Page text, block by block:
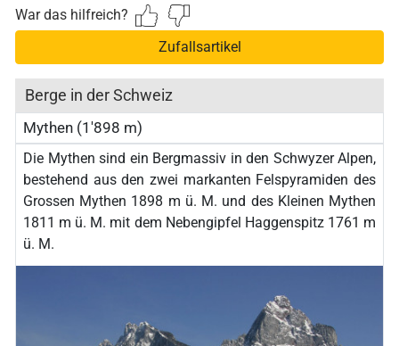
War das hilfreich?
Zufallsartikel
Berge in der Schweiz
Mythen (1'898 m)
Die Mythen sind ein Bergmassiv in den Schwyzer Alpen,
bestehend aus den zwei markanten Felspyramiden des
Grossen Mythen 1898 m ü. M. und des Kleinen Mythen
1811 m ü. M. mit dem Nebengipfel Haggenspitz 1761 m
ü. M.